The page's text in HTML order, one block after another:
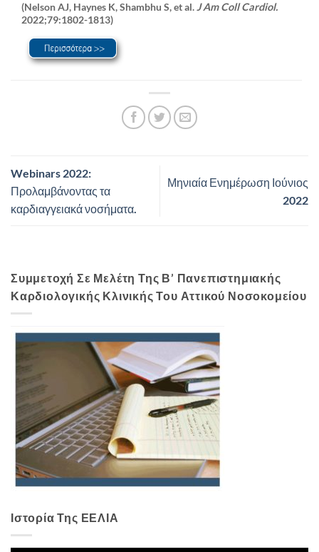
(Nelson AJ, Haynes K, Shambhu S, et al. J Am Coll Cardiol.
2022;79:1802-1813)
Webinars 2022:
Προλαμβάνοντας τα
καρδιαγγειακά νοσήματα.
Μηνιαία Ενημέρωση Ιούνιος
2022
Συμμετοχή Σε Μελέτη Της Β’ Πανεπιστημιακής
Καρδιολογικής Κλινικής Του Αττικού Νοσοκομείου
Ιστορία Της ΕΕΛΙΑ